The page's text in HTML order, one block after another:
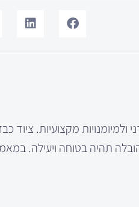
מקצועיות. ציוד
תהיה בטוחה ויעילה.